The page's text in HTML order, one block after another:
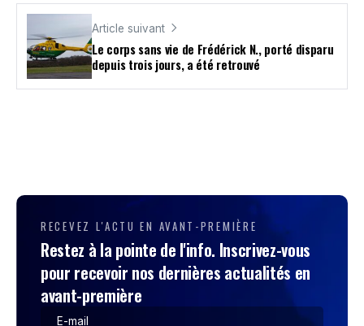
Article suivant
Le corps sans vie de Frédérick N., porté disparu
depuis trois jours, a été retrouvé
RECEVEZ L'ACTU EN AVANT-PREMIÈRE
Restez à la pointe de l'info. Inscrivez-vous
pour recevoir nos dernières actualités en
avant-première